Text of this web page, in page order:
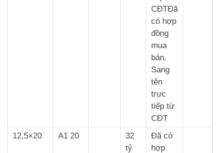
CĐTĐã
có hợp
đồng
mua
bán.
Sang
tên
trực
tiếp từ
CĐT
12,5×20
A1 20
32
tỷ
Đã có
hợp